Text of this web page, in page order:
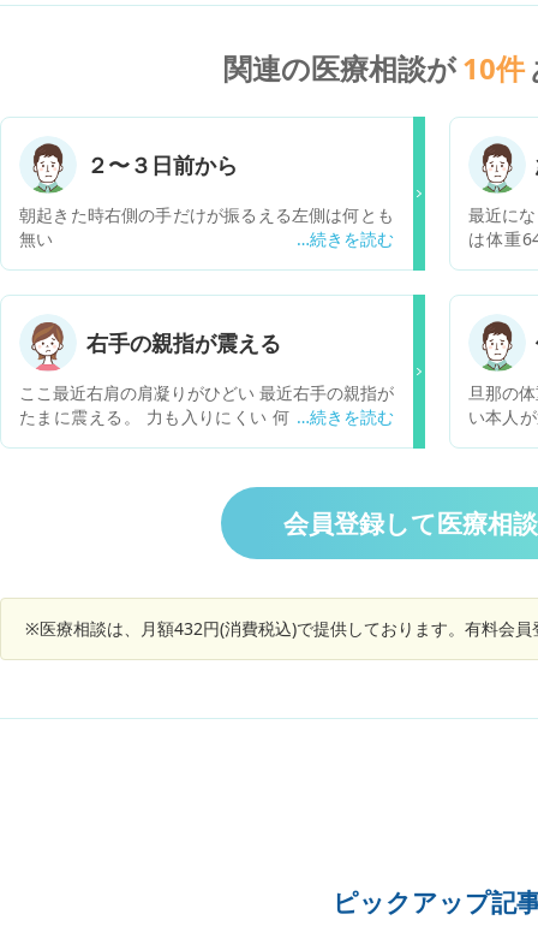
関連の医療相談が10件
２〜３日前から
朝起きた時右側の手だけが振るえる左側は何とも
無い
最近に
は体重
2018年
ていま
体重減
のでし
で下が
が不安
でしょ
す。
右手の親指が震える
ここ最近右肩の肩凝りがひどい 最近右手の親指が
たまに震える。 力も入りにくい 何かの病気です
旦那の
い本人
のです
会員登録して医療相
※医療相談は、月額432円(消費税込)で提供しております。有料会
ピックアップ記